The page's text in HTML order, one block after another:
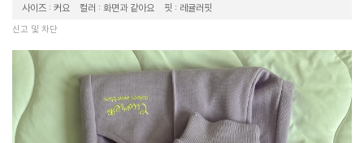
사이즈 : 커요
컬러 : 화면과 같아요 핏 : 레귤러핏
신고 및 차단